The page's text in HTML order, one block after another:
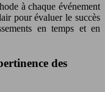
à chaque événement
pour évaluer le succès
en temps et en
des